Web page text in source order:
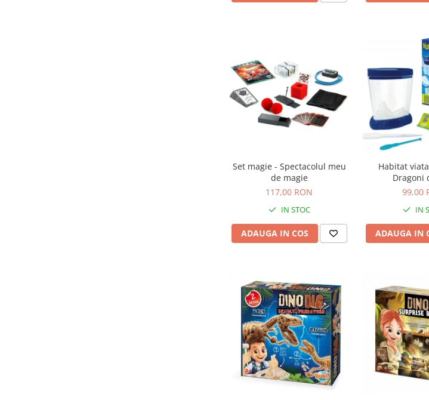
Set magie - Spectacolul meu
de magie
117,00 RON
IN STOC
ADAUGA IN COS
Habitat
Dragoni
99,00
IN
ADAUGA IN